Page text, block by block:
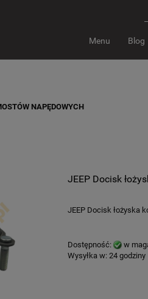
Menu Blog
NAPĘDOWYCH
JEEP Docisk
JEEP Docisk łożyska
Dostępność:
w
Wysyłka w: 24 godziny